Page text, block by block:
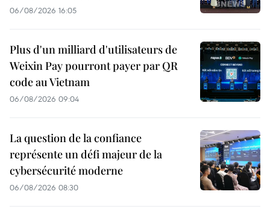
06/08/2026 16:05
Plus d'un milliard d'utilisateurs de
Weixin Pay pourront payer par QR
code au Vietnam
06/08/2026 09:04
La question de la confiance
représente un défi majeur de la
cybersécurité moderne
06/08/2026 08:30